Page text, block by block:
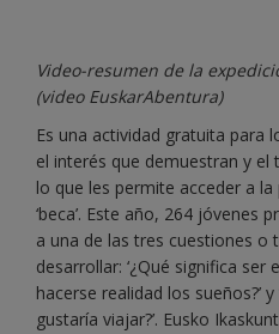
Video-resumen de la
(video EuskarAbentura)
Es una actividad gratuita para
el interés que demuestran y
lo que les permite acceder a
‘beca’. Este año, 264 jóvenes
a una de las tres cuestiones o
desarrollar: ‘¿Qué significa ser
hacerse realidad los sueños?’
gustaría viajar?’. Eusko